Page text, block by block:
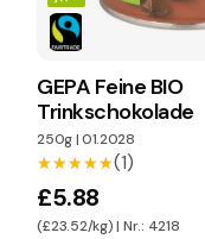
GEPA Feine BIO
Trinkschokolade
250g|01.2028
★★★★★
★★★★★(1)
£5.88
(£23.52/kg) | Nr.: 4218